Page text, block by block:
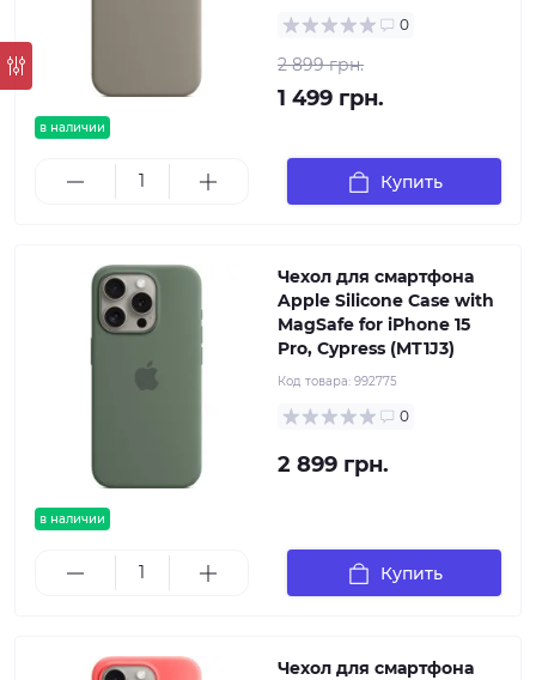
в наличии
0
2 899 грн.
1 499 грн.
Купить
в наличии
Чехол для смартфона
Apple Silicone Case with
MagSafe for iPhone 15
Pro, Cypress (MT1J3)
Код товара: 992775
0
2 899 грн.
Купить
Чехол для смартфона